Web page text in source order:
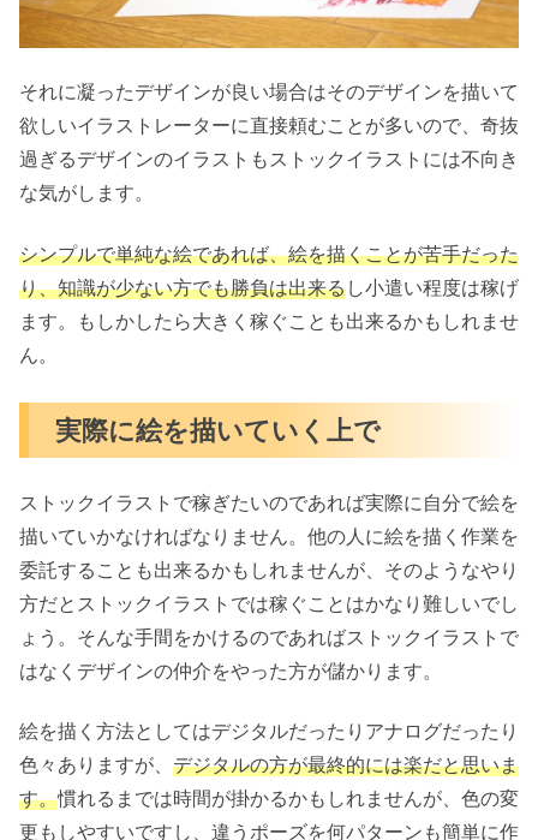
それに凝ったデザインが良い場合はそのデザインを描いて
欲しいイラストレーターに直接頼むことが多いので、奇抜
過ぎるデザインのイラストもストックイラストには不向き
な気がします。
シンプルで単純な絵であれば、絵を描くことが苦手だった
り、知識が少ない方でも勝負は出来るし小遣い程度は稼げ
ます。もしかしたら大きく稼ぐことも出来るかもしれませ
ん。
実際に絵を描いていく上で
ストックイラストで稼ぎたいのであれば実際に自分で絵を
描いていかなければなりません。他の人に絵を描く作業を
委託することも出来るかもしれませんが、そのようなやり
方だとストックイラストでは稼ぐことはかなり難しいでし
ょう。そんな手間をかけるのであればストックイラストで
はなくデザインの仲介をやった方が儲かります。
絵を描く方法としてはデジタルだったりアナログだったり
色々ありますが、 デジタルの方が最終的には楽だと思いま
す。慣れるまでは時間が掛かるかもしれませんが、色の変
更もしやすいですし、違うポーズを何パターンも簡単に作